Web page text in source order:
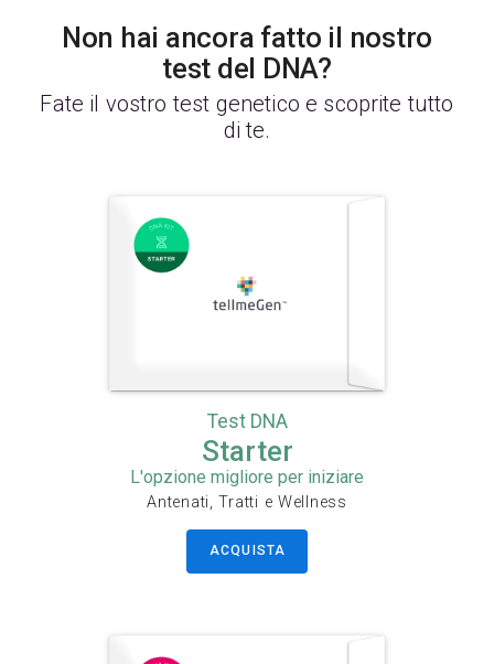
Non hai ancora fatto il nostro
test del DNA?
Fate il vostro test genetico e scoprite tutto
di te.
Test DNA
Starter
L'opzione migliore per iniziare
Antenati, Tratti e Wellness
ACQUISTA